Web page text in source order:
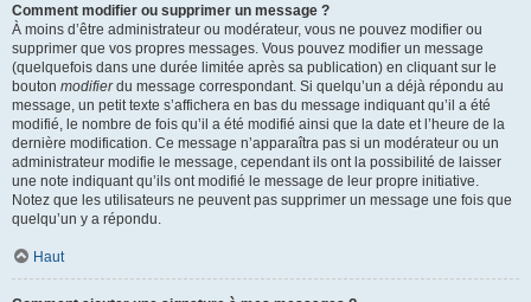
Comment modifier ou supprimer un message ?
À moins d’être administrateur ou modérateur, vous ne pouvez modifier ou
supprimer que vos propres messages. Vous pouvez modifier un message
(quelquefois dans une durée limitée après sa publication) en cliquant sur le
bouton modifierdu message correspondant. Si quelqu’un a déjà répondu au
message, un petit texte s’affichera en bas du message indiquant qu’il a été
modifié, le nombre de fois qu’il a été modifié ainsi que la date et l’heure de la
dernière modification. Ce message n’apparaîtra pas si un modérateur ou un
administrateur modifie le message, cependant ils ont la possibilité de laisser
une note indiquant qu’ils ont modifié le message de leur propre initiative.
Notez que les utilisateurs ne peuvent pas supprimer un message une fois que
quelqu’un y a répondu.
Haut